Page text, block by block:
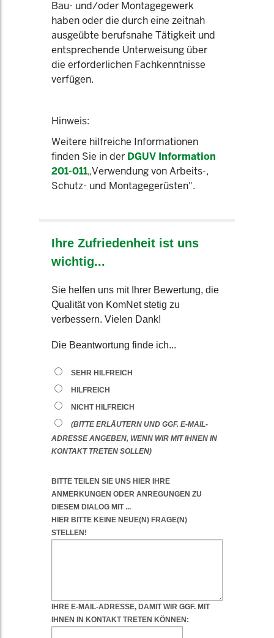
Bau- und/oder Montagegewerk
haben oder die durch eine zeitnah
ausgeübte berufsnahe Tätigkeit und
entsprechende Unterweisung über
die erforderlichen Fachkenntnisse
verfügen.
Hinweis:
Weitere hilfreiche Informationen
finden Sie in der DGUV Information
201-011„Verwendung von Arbeits-,
Schutz- und Montagegerüsten".